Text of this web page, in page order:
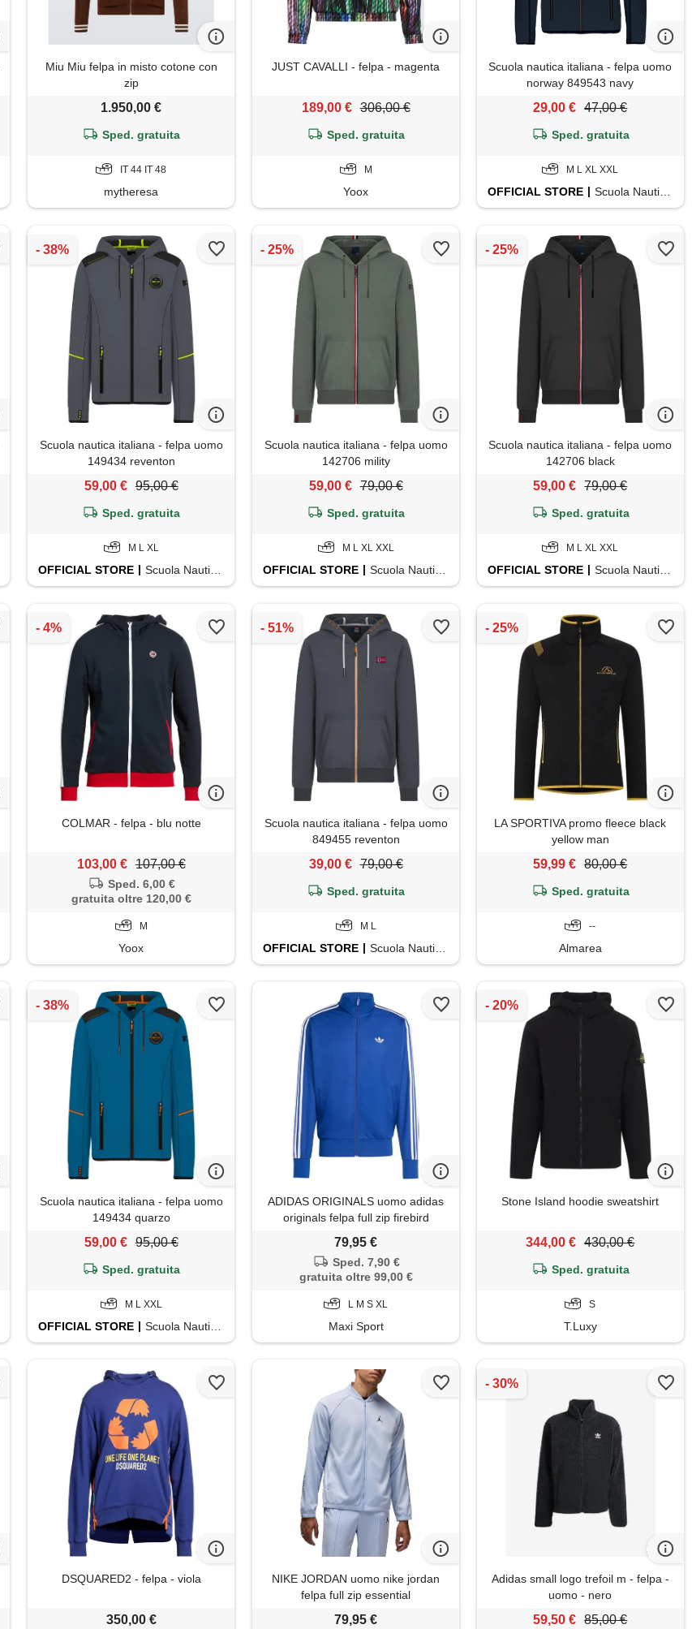
Miu Miu felpa in misto cotone con
zip
1.950,00 €
Sped. gratuita
IT 44 IT 48
mytheresa
JUST CAVALLI - felpa - magenta
189,00 € 306,00 €
Sped. gratuita
M
Yoox
Scuola nautica italiana - felpa uomo
norway 849543 navy
29,00 € 47,00 €
Sped. gratuita
M L XL XXL
OFFICIAL STORE Scuola Nautica Italiana
Scuola nautica italiana - felpa uomo
149434 reventon
59,00 € 95,00 €
Sped. gratuita
M L XL
OFFICIAL STORE Scuola Nautica Italiana
Scuola nautica italiana - felpa uomo
142706 mility
59,00 € 79,00 €
Sped. gratuita
M L XL XXL
OFFICIAL STORE Scuola Nautica Italiana
Scuola nautica italiana - felpa uomo
142706 black
59,00 € 79,00 €
Sped. gratuita
M L XL XXL
OFFICIAL STORE Scuola Nautica Italiana
COLMAR - felpa - blu notte
103,00 € 107,00 €
Sped. 6,00 €
gratuita oltre 120,00 €
M
Yoox
Scuola nautica italiana - felpa uomo
849455 reventon
39,00 € 79,00 €
Sped. gratuita
M L
OFFICIAL STORE Scuola Nautica Italiana
LA SPORTIVA promo fleece black
yellow man
59,99 € 80,00 €
Sped. gratuita
--
Almarea
Scuola nautica italiana - felpa uomo
149434 quarzo
59,00 € 95,00 €
Sped. gratuita
M L XXL
OFFICIAL STORE Scuola Nautica Italiana
ADIDAS ORIGINALS uomo adidas
originals felpa full zip firebird
79,95 €
Sped. 7,90 €
gratuita oltre 99,00 €
L M S XL
Maxi Sport
Stone Island hoodie sweatshirt
344,00 € 430,00 €
Sped. gratuita
S
T.Luxy
DSQUARED2 - felpa - viola
350,00 €
NIKE JORDAN uomo nike jordan
felpa full zip essential
79,95 €
Adidas small logo trefoil m - felpa -
uomo - nero
59,50 € 85,00 €